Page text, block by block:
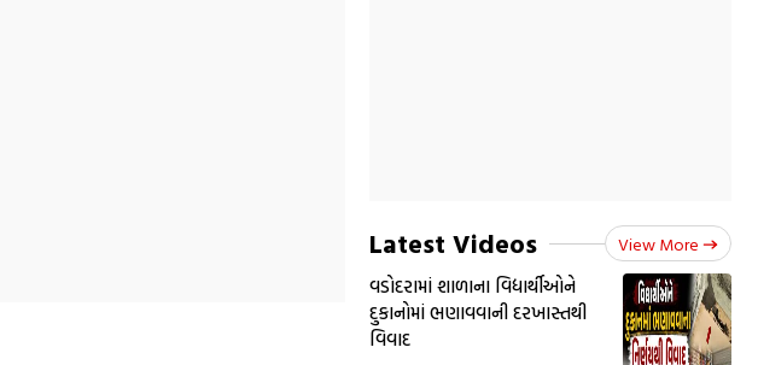
Latest Videos View More
વડોદરામાં શાળાના વિદ્યાર્થીઓને
દુકાનોમાં ભણાવવાની દરખાસ્તથી
વિવાદ